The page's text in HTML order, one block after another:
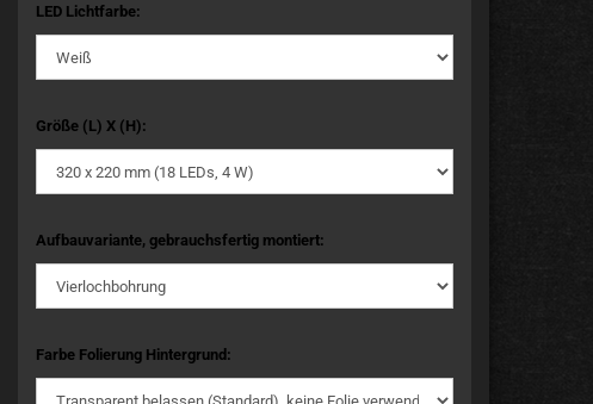
LED Lichtfarbe:
Größe (L) X (H):
Aufbauvariante, gebrauchsfertig montiert:
Farbe Folierung Hintergrund: